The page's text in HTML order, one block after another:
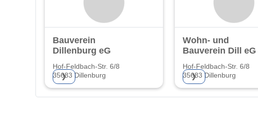
Bauverein
Dillenburg eG
Hof-Feldbach-Str. 6/8
35683 Dillenburg
❯
Wohn- und
Bauverein Dill eG
Hof-Feldbach-Str. 6/8
35683 Dillenburg
❯